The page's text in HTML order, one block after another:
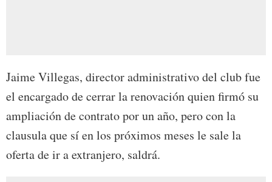
Jaime Villegas, director administrativo del club fue
el encargado de cerrar la renovación quien firmó su
ampliación de contrato por un año, pero con la
clausula que sí en los próximos meses le sale la
oferta de ir a extranjero, saldrá.